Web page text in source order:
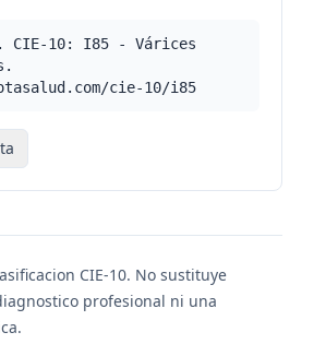
CIE-10: I85 - Várices
cie-10/i85
CIE-10. No sustituye
profesional ni una